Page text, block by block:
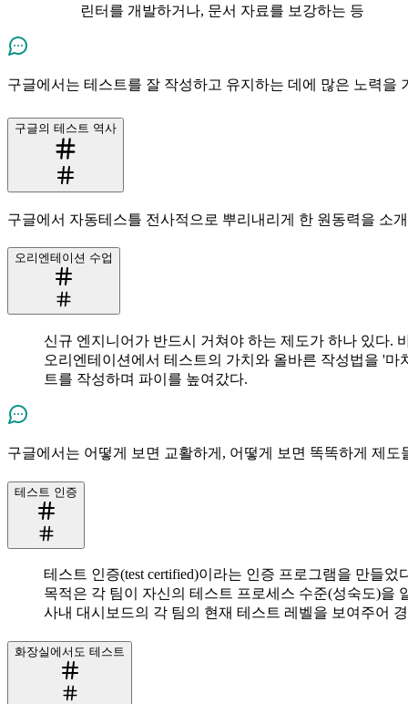
린터를 개발하거나, 문서 자료를 보강하는 등
구글에서는 테스트를 잘 작성하고 유지하는 데에 많은 노력을
구글의 테스트 역사
구글에서 자동테스틀 전사적으로 뿌리내리게 한 원동력을 소
오리엔테이션 수업
신규 엔지니어가 반드시 거쳐야 하는 제도가 하나 있다.
오리엔테이션에서 테스트의 가치와 올바른 작성법을 '
트를 작성하며 파이를 높여갔다.
구글에서는 어떻게 보면 교활하게, 어떻게 보면 똑똑하게 제
테스트 인증
테스트 인증(test certified)이라는 인증 프로그램을 만들었
목적은 각 팀이 자신의 테스트 프로세스 수준(성숙도)을
사내 대시보드의 각 팀의 현재 테스트 레벨을 보여주어
화장실에서도 테스트